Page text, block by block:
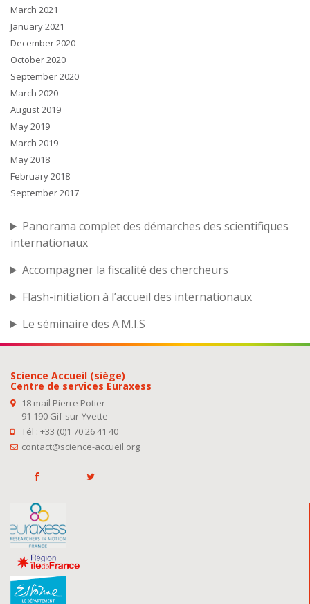
March 2021
January 2021
December 2020
October 2020
September 2020
March 2020
August 2019
May 2019
March 2019
May 2018
February 2018
September 2017
Panorama complet des démarches des scientifiques
internationaux
Accompagner la fiscalité des chercheurs
Flash-initiation à l’accueil des internationaux
Le séminaire des A.M.I.S
Science Accueil (siège)
Centre de services Euraxess
18 mail Pierre Potier
91 190 Gif-sur-Yvette
Tél : +33 (0)1 70 26 41 40
contact@science-accueil.org